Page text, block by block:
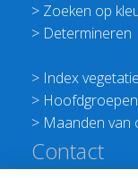
> Zoeken op
> Determineren
> Index
>
> Maanden van
Contact